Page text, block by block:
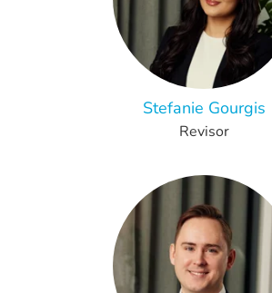
Stefanie Gourgis
Revisor